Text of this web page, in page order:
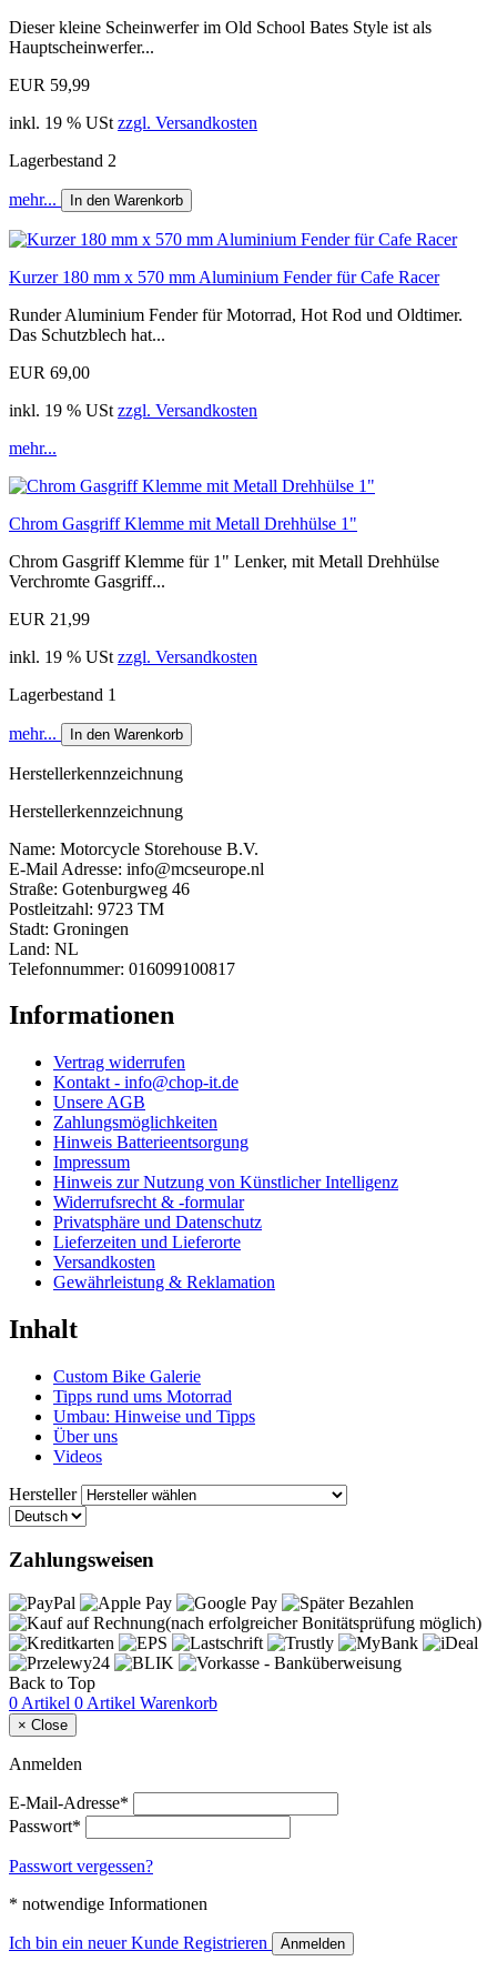
Dieser kleine Scheinwerfer im Old School Bates Style ist als
Hauptscheinwerfer...
EUR 59,99
inkl. 19 % USt zzgl. Versandkosten
Lagerbestand 2
mehr... In den Warenkorb
Kurzer 180 mm x 570 mm Aluminium Fender für Cafe Racer
Runder Aluminium Fender für Motorrad, Hot Rod und Oldtimer.
Das Schutzblech hat...
EUR 69,00
inkl. 19 % USt zzgl. Versandkosten
mehr...
Chrom Gasgriff Klemme mit Metall Drehhülse 1"
Chrom Gasgriff Klemme für 1" Lenker, mit Metall Drehhülse
Verchromte Gasgriff...
EUR 21,99
inkl. 19 % USt zzgl. Versandkosten
Lagerbestand 1
mehr... In den Warenkorb
Herstellerkennzeichnung
Herstellerkennzeichnung
Name: Motorcycle Storehouse B.V.
E-Mail Adresse: info@mcseurope.nl
Straße: Gotenburgweg 46
Postleitzahl: 9723 TM
Stadt: Groningen
Land: NL
Telefonnummer: 016099100817
Informationen
Vertrag widerrufen
Kontakt - info@chop-it.de
Unsere AGB
Zahlungsmöglichkeiten
Hinweis Batterieentsorgung
Impressum
Hinweis zur Nutzung von Künstlicher Intelligenz
Widerrufsrecht & -formular
Privatsphäre und Datenschutz
Lieferzeiten und Lieferorte
Versandkosten
Gewährleistung & Reklamation
Inhalt
Custom Bike Galerie
Tipps rund ums Motorrad
Umbau: Hinweise und Tipps
Über uns
Videos
Hersteller
Zahlungsweisen
Back to Top
0 Artikel 0 Artikel Warenkorb
× Close
Anmelden
E-Mail-Adresse*
Passwort*
Passwort vergessen?
* notwendige Informationen
Ich bin ein neuer Kunde Registrieren Anmelden